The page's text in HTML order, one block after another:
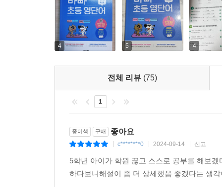
3가지입니다. 첫째, 생성 효과를 이용한 단어 쓰
설계입니다.
1. ‘생성 효과’를 이용한 단어 쓰기
(generation effect)라고 하는데, 빈 부분을 채우는
이 바로 생성 효과를 반영한 것으로, 일반 영단어
2. ‘이미지 연상법’을 활용한 단어 외우기
그렇지 않습니다. 그러므로 단어를 이미지와 결합
이 책에서는 이미지 연상법에 적용해, 한 과에
오래 기억하게 도와줍니다.
4 5 4
전체 리뷰 (75)
1
종이책 구매 좋아요
c********0 2024-09-14 신고
5학년 아이가 학원 끊고 스스로 공부를 해보
하다보니해설이 좀 더 상세했음 좋겠다는 생